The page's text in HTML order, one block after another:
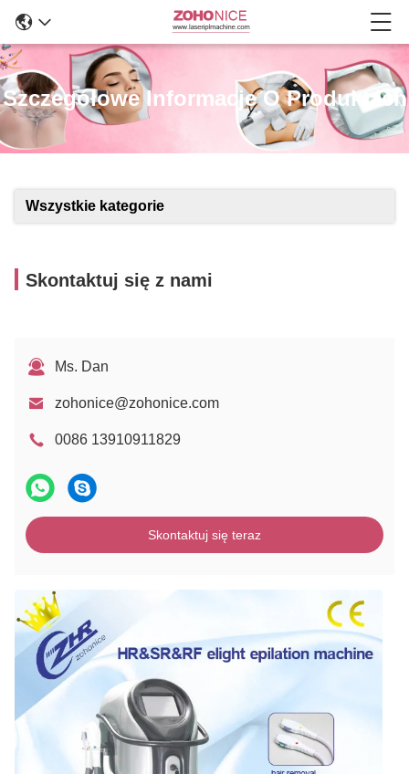
Szczegółowe Informacje O Produktach
Wszystkie kategorie
Skontaktuj się z nami
Ms. Dan
zohonice@zohonice.com
0086 13910911829
Skontaktuj się teraz